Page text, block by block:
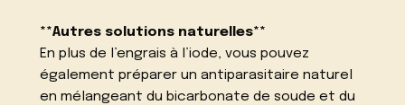
**Autres solutions naturelles**
En plus de l’engrais à l’iode, vous pouvez
également préparer un antiparasitaire naturel
en mélangeant du bicarbonate de soude et du